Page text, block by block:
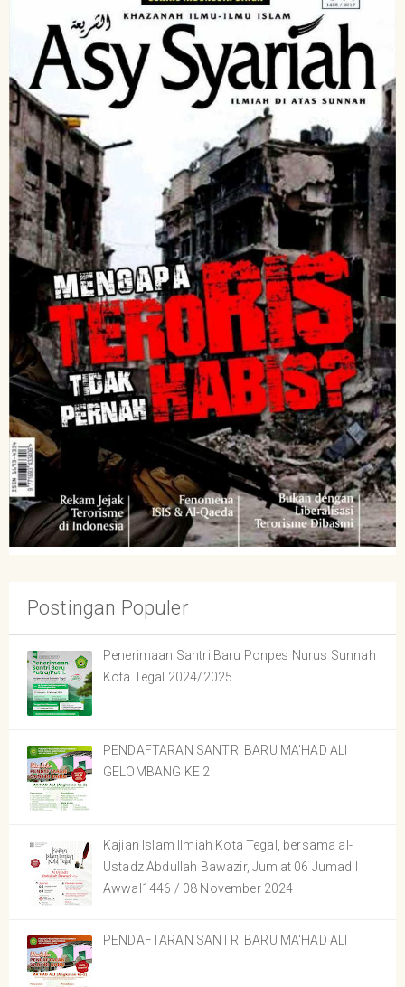
Postingan Populer
Penerimaan Santri Baru Ponpes Nurus Sunnah
Kota Tegal 2024/2025
PENDAFTARAN SANTRI BARU MA'HAD ALI
GELOMBANG KE 2
Kajian Islam Ilmiah Kota Tegal, bersama al-
Ustadz Abdullah Bawazir, Jum'at 06 Jumadil
Awwal1446 / 08 November 2024
PENDAFTARAN SANTRI BARU MA'HAD ALI